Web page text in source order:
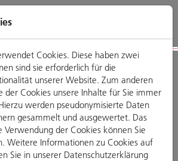
Kinder
Cookies. Diese haben zwei
sind sie erforderlich für die
unserer Website. Zum anderen
der Cookies unsere Inhalte für Sie immer
werden pseudonymisierte Daten
gesammelt und ausgewertet. Das
Verwendung der Cookies können Sie
Weitere Informationen zu Cookies auf
Sie in unserer Datenschutzerklärung